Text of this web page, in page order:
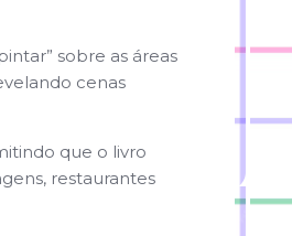
sobre as áreas
cenas
que o livro
restaurantes